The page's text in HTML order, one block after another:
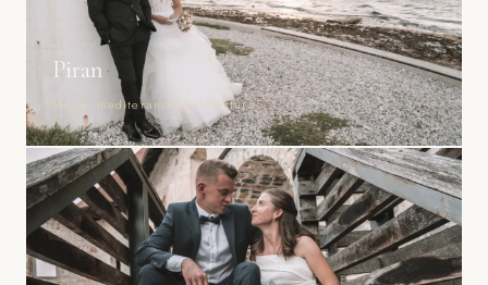
Piran
Morje, mediteranska arhitektura